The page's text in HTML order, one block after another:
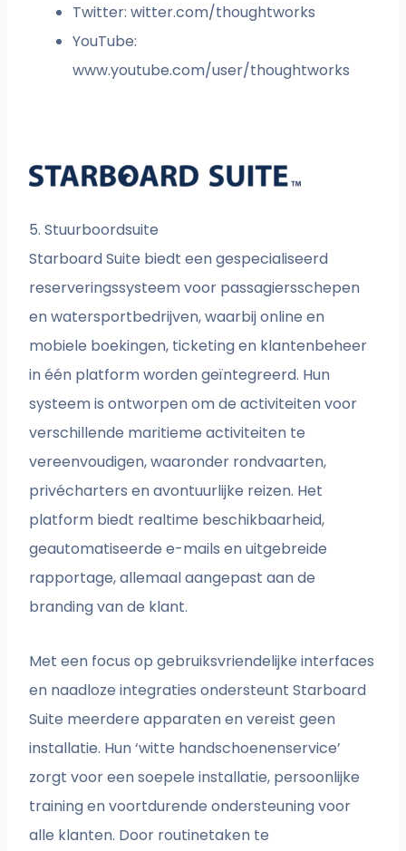
Twitter: witter.com/thoughtworks
YouTube:
www.youtube.com/user/thoughtworks
5. Stuurboordsuite
Starboard Suite biedt een gespecialiseerd
reserveringssysteem voor passagiersschepen
en watersportbedrijven, waarbij online en
mobiele boekingen, ticketing en klantenbeheer
in één platform worden geïntegreerd. Hun
systeem is ontworpen om de activiteiten voor
verschillende maritieme activiteiten te
vereenvoudigen, waaronder rondvaarten,
privécharters en avontuurlijke reizen. Het
platform biedt realtime beschikbaarheid,
geautomatiseerde e-mails en uitgebreide
rapportage, allemaal aangepast aan de
branding van de klant.
Met een focus op gebruiksvriendelijke interfaces
en naadloze integraties ondersteunt Starboard
Suite meerdere apparaten en vereist geen
installatie. Hun ‘witte handschoenenservice’
zorgt voor een soepele installatie, persoonlijke
training en voortdurende ondersteuning voor
alle klanten. Door routinetaken te